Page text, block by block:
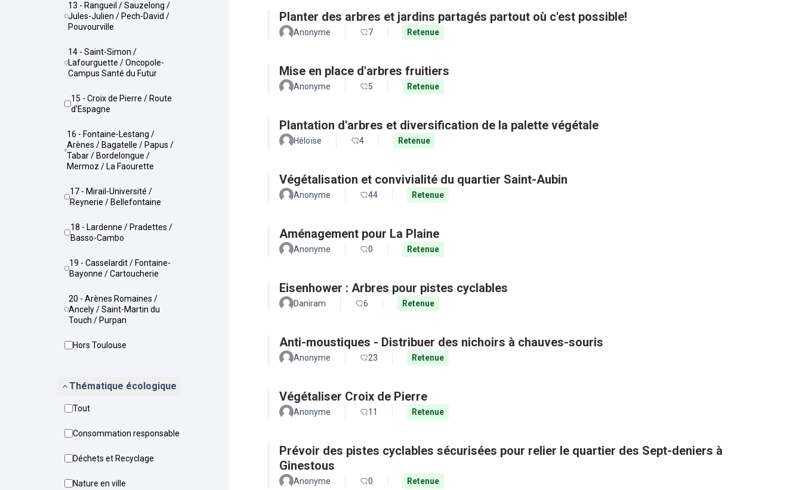
13 - Rangueil / Sauzelong /
Jules-Julien / Pech-David /
Pouvourville
14 - Saint-Simon /
Lafourguette / Oncopole-
Campus Santé du Futur
15 - Croix de Pierre / Route
d'Espagne
16 - Fontaine-Lestang /
Arènes / Bagatelle / Papus /
Tabar / Bordelongue /
Mermoz / La Faourette
17 - Mirail-Université /
Reynerie / Bellefontaine
18 - Lardenne / Pradettes /
Basso-Cambo
19 - Casselardit / Fontaine-
Bayonne / Cartoucherie
20 - Arènes Romaines /
Ancely / Saint-Martin du
Touch / Purpan
Hors Toulouse
Thématique écologique
Tout
Consommation responsable
Déchets et Recyclage
Nature en ville
Planter des arbres et jardins partagés partout où c'est possible!
Anonyme 7 Retenue
Mise en place d'arbres fruitiers
Anonyme 5 Retenue
Plantation d'arbres et diversification de la palette végétale
Héloïse 4 Retenue
Végétalisation et convivialité du quartier Saint-Aubin
Anonyme 44 Retenue
Aménagement pour La Plaine
Anonyme 0 Retenue
Eisenhower : Arbres pour pistes cyclables
Daniram 6 Retenue
Anti-moustiques - Distribuer des nichoirs à chauves-souris
Anonyme 23 Retenue
Végétaliser Croix de Pierre
Anonyme 11 Retenue
Prévoir des pistes cyclables sécurisées pour relier le quartier des Sept-deniers à
Ginestous
Anonyme 0 Retenue